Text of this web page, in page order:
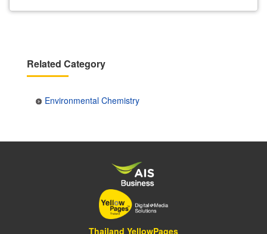
Related Category
Environmental Chemistry
Thailand YellowPages